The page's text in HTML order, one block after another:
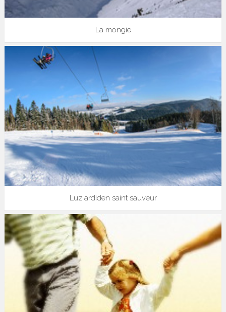
La mongie
Luz ardiden saint sauveur